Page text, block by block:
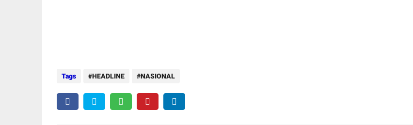
Tags HEADLINE NASIONAL